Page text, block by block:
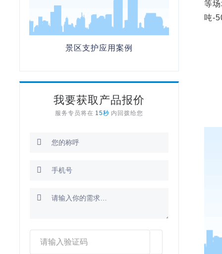
等
吨-
景区支护应用案例
我要获取产品报价
服务专员将在 15秒 内回拨给您


